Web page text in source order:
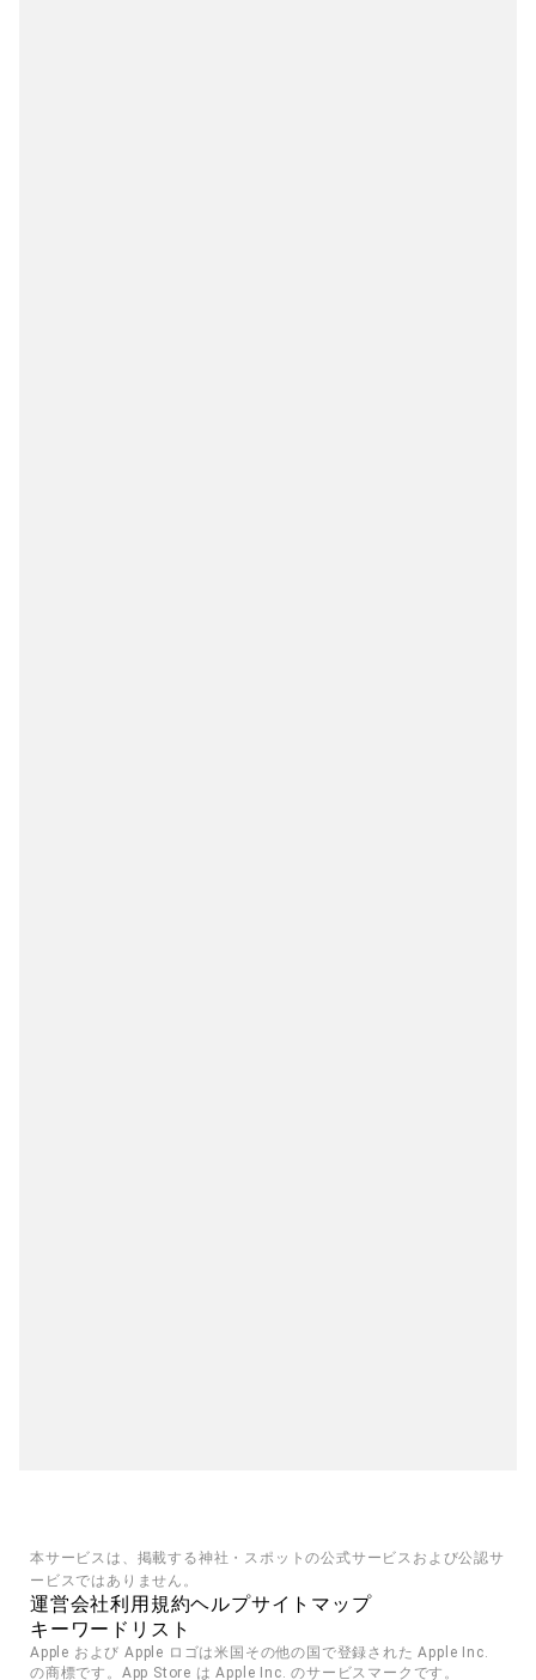
本サービスは、掲載する神社・スポットの公式サービスおよび公認サ
ービスではありません。
運営会社利用規約ヘルプサイトマップ
キーワードリスト
Apple および Apple ロゴは米国その他の国で登録された Apple Inc.
の商標です。App Store は Apple Inc. のサービスマークです。